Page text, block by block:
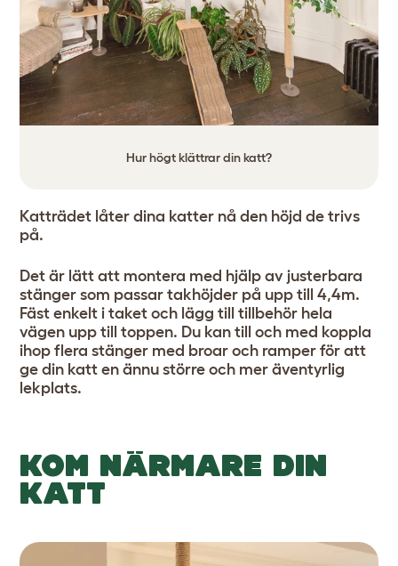
Hur högt klättrar din katt?
Katträdet låter dina katter nå den höjd de trivs
på.
Det är lätt att montera med hjälp av justerbara
stänger som passar takhöjder på upp till 4,4m.
Fäst enkelt i taket och lägg till tillbehör hela
vägen upp till toppen. Du kan till och med koppla
ihop flera stänger med broar och ramper för att
ge din katt en ännu större och mer äventyrlig
lekplats.
KOM NÄRMARE DIN
KATT